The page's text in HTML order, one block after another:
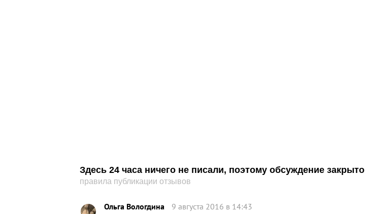
Здесь 24 часа ничего не писали, поэтому обсуждение закрыто
правила публикации отзывов
Ольга Вологдина 9 августа 2016 в 14:43